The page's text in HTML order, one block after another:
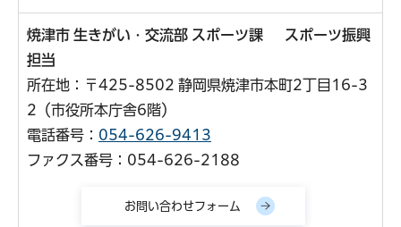
焼津市 生きがい・交流部 スポーツ課 スポーツ振興
担当
所在地：〒425-8502 静岡県焼津市本町2丁目16-3
2（市役所本庁舎6階）
電話番号： 054-626-9413
ファクス番号：054-626-2188